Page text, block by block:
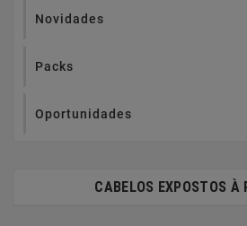
Novidades
Packs
Oportunidades
CABELOS EXPOSTOS À